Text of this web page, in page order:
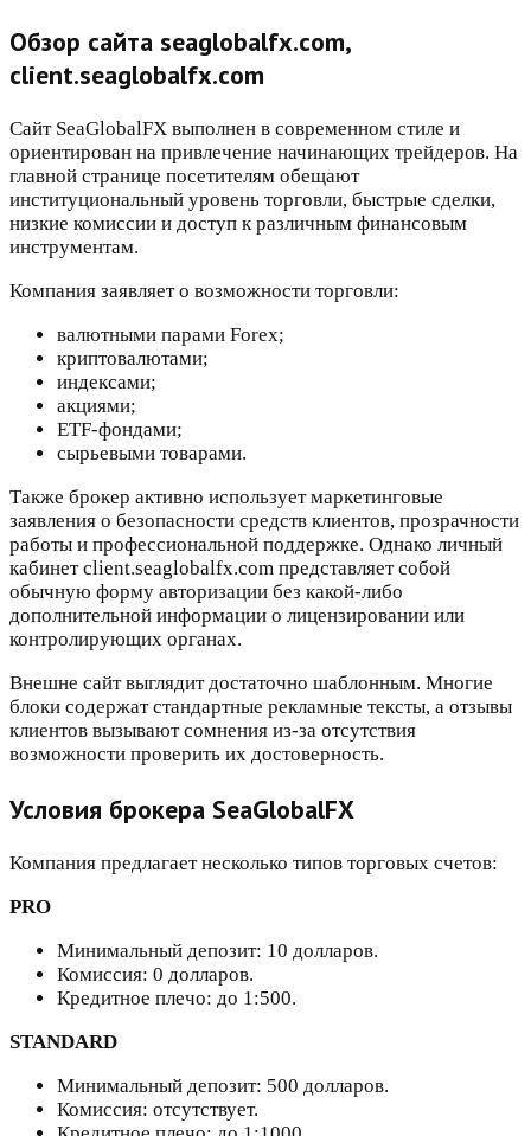
Обзор сайта seaglobalfx.com,
client.seaglobalfx.com
Сайт SeaGlobalFX выполнен в современном стиле и
ориентирован на привлечение начинающих трейдеров. На
главной странице посетителям обещают
институциональный уровень торговли, быстрые сделки,
низкие комиссии и доступ к различным финансовым
инструментам.
Компания заявляет о возможности торговли:
валютными парами Forex;
криптовалютами;
индексами;
акциями;
ETF-фондами;
сырьевыми товарами.
Также брокер активно использует маркетинговые
заявления о безопасности средств клиентов, прозрачности
работы и профессиональной поддержке. Однако личный
кабинет client.seaglobalfx.com представляет собой
обычную форму авторизации без какой-либо
дополнительной информации о лицензировании или
контролирующих органах.
Внешне сайт выглядит достаточно шаблонным. Многие
блоки содержат стандартные рекламные тексты, а отзывы
клиентов вызывают сомнения из-за отсутствия
возможности проверить их достоверность.
Условия брокера SeaGlobalFX
Компания предлагает несколько типов торговых счетов:
PRO
Минимальный депозит: 10 долларов.
Комиссия: 0 долларов.
Кредитное плечо: до 1:500.
STANDARD
Минимальный депозит: 500 долларов.
Комиссия: отсутствует.